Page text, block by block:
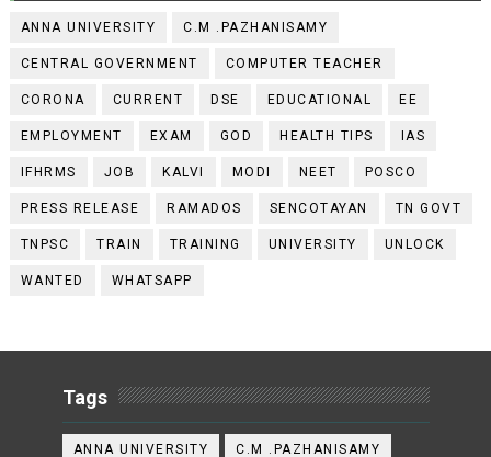
ANNA UNIVERSITY C.M .PAZHANISAMY
CENTRAL GOVERNMENT COMPUTER TEACHER
CORONA CURRENT DSE EDUCATIONAL EE
EMPLOYMENT EXAM GOD HEALTH TIPS IAS
IFHRMS JOB KALVI MODI NEET POSCO
PRESS RELEASE RAMADOS SENCOTAYAN TN GOVT
TNPSC TRAIN TRAINING UNIVERSITY UNLOCK
WANTED WHATSAPP
Tags
ANNA UNIVERSITY C.M .PAZHANISAMY